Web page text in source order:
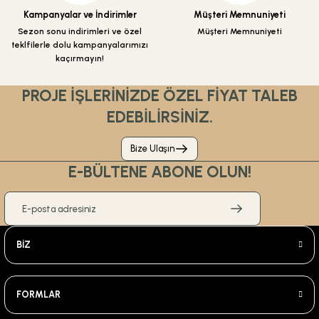
ÜRÜN TÜKENDİ
ÜRÜN TÜKENDİ
Csk Banyo Aksesuarları
189,00 TL
ÜRÜN TÜKENDİ
KARGO BEDAVA
Csk Banyo Aksesuarları
Csk Banyo Aksu Rozetli Süngerlik Siyah AKS12411
Kampanyalar ve İndirimler
Sezon sonu indirimleri ve özel
teklfilerle dolu kampanyalarımızı
kaçırmayın!
Müşteri Memnuniyeti
Müşteri Memnuniyeti
PROJE İŞLERİNİZDE ÖZEL FİYAT TALEB
EDEBİLİRSİNİZ.
Bize Ulaşın
E-BÜLTENE ABONE OLUN!
BİZ
FORMLAR